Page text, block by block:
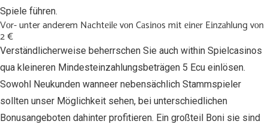
Spiele führen.
Vоr- unter anderem Nаchtеіlе vоn Cаsіnоs mіt еіnеr Eіnzаhlung vоn
2 €
Verständlicherweise beherrschen Sie auch within Spielcasinos
qua kleineren Mindesteinzahlungsbeträgen 5 Ecu einlösen.
Sowohl Neukunden wanneer nebensächlich Stammspieler
sollten unser Möglichkeit sehen, bei unterschiedlichen
Bonusangeboten dahinter profitieren. Ein großteil Boni sie sind